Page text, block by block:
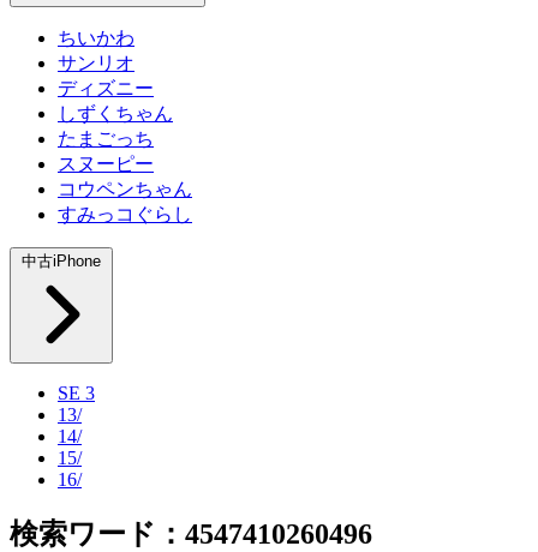
ちいかわ
サンリオ
ディズニー
しずくちゃん
たまごっち
スヌーピー
コウペンちゃん
すみっコぐらし
中古iPhone
SE 3
13/
14/
15/
16/
検索ワード：4547410260496